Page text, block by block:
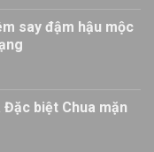
say đậm hậu mộc
biệt Chua mặn